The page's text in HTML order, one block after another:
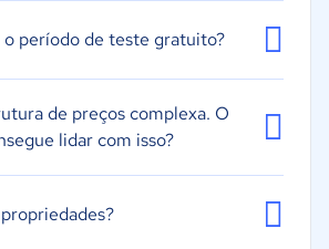
período de teste gratuito?
de preços complexa. O
lidar com isso?